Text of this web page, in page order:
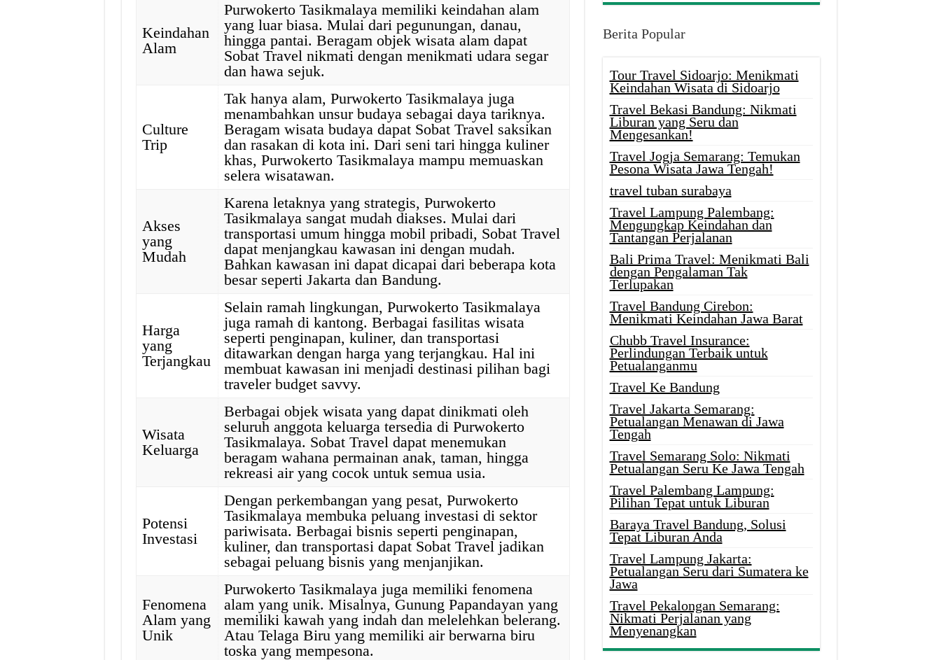
Keindahan
Alam
Purwokerto Tasikmalaya memiliki keindahan alam
yang luar biasa. Mulai dari pegunungan, danau,
hingga pantai. Beragam objek wisata alam dapat
Sobat Travel nikmati dengan menikmati udara segar
dan hawa sejuk.
Culture
Trip
Tak hanya alam, Purwokerto Tasikmalaya juga
menambahkan unsur budaya sebagai daya tariknya.
Beragam wisata budaya dapat Sobat Travel saksikan
dan rasakan di kota ini. Dari seni tari hingga kuliner
khas, Purwokerto Tasikmalaya mampu memuaskan
selera wisatawan.
Akses
yang
Mudah
Karena letaknya yang strategis, Purwokerto
Tasikmalaya sangat mudah diakses. Mulai dari
transportasi umum hingga mobil pribadi, Sobat Travel
dapat menjangkau kawasan ini dengan mudah.
Bahkan kawasan ini dapat dicapai dari beberapa kota
besar seperti Jakarta dan Bandung.
Harga
yang
Terjangkau
Selain ramah lingkungan, Purwokerto Tasikmalaya
juga ramah di kantong. Berbagai fasilitas wisata
seperti penginapan, kuliner, dan transportasi
ditawarkan dengan harga yang terjangkau. Hal ini
membuat kawasan ini menjadi destinasi pilihan bagi
traveler budget savvy.
Wisata
Keluarga
Berbagai objek wisata yang dapat dinikmati oleh
seluruh anggota keluarga tersedia di Purwokerto
Tasikmalaya. Sobat Travel dapat menemukan
beragam wahana permainan anak, taman, hingga
rekreasi air yang cocok untuk semua usia.
Potensi
Investasi
Dengan perkembangan yang pesat, Purwokerto
Tasikmalaya membuka peluang investasi di sektor
pariwisata. Berbagai bisnis seperti penginapan,
kuliner, dan transportasi dapat Sobat Travel jadikan
sebagai peluang bisnis yang menjanjikan.
Fenomena
Alam yang
Unik
Purwokerto Tasikmalaya juga memiliki fenomena
alam yang unik. Misalnya, Gunung Papandayan yang
memiliki kawah yang indah dan melelehkan belerang.
Atau Telaga Biru yang memiliki air berwarna biru
toska yang mempesona.
Berita Popular
Tour Travel Sidoarjo: Menikmati
Keindahan Wisata di Sidoarjo
Travel Bekasi Bandung: Nikmati
Liburan yang Seru dan
Mengesankan!
Travel Jogja Semarang: Temukan
Pesona Wisata Jawa Tengah!
travel tuban surabaya
Travel Lampung Palembang:
Mengungkap Keindahan dan
Tantangan Perjalanan
Bali Prima Travel: Menikmati Bali
dengan Pengalaman Tak
Terlupakan
Travel Bandung Cirebon:
Menikmati Keindahan Jawa Barat
Chubb Travel Insurance:
Perlindungan Terbaik untuk
Petualanganmu
Travel Ke Bandung
Travel Jakarta Semarang:
Petualangan Menawan di Jawa
Tengah
Travel Semarang Solo: Nikmati
Petualangan Seru Ke Jawa Tengah
Travel Palembang Lampung:
Pilihan Tepat untuk Liburan
Baraya Travel Bandung, Solusi
Tepat Liburan Anda
Travel Lampung Jakarta:
Petualangan Seru dari Sumatera ke
Jawa
Travel Pekalongan Semarang:
Nikmati Perjalanan yang
Menyenangkan